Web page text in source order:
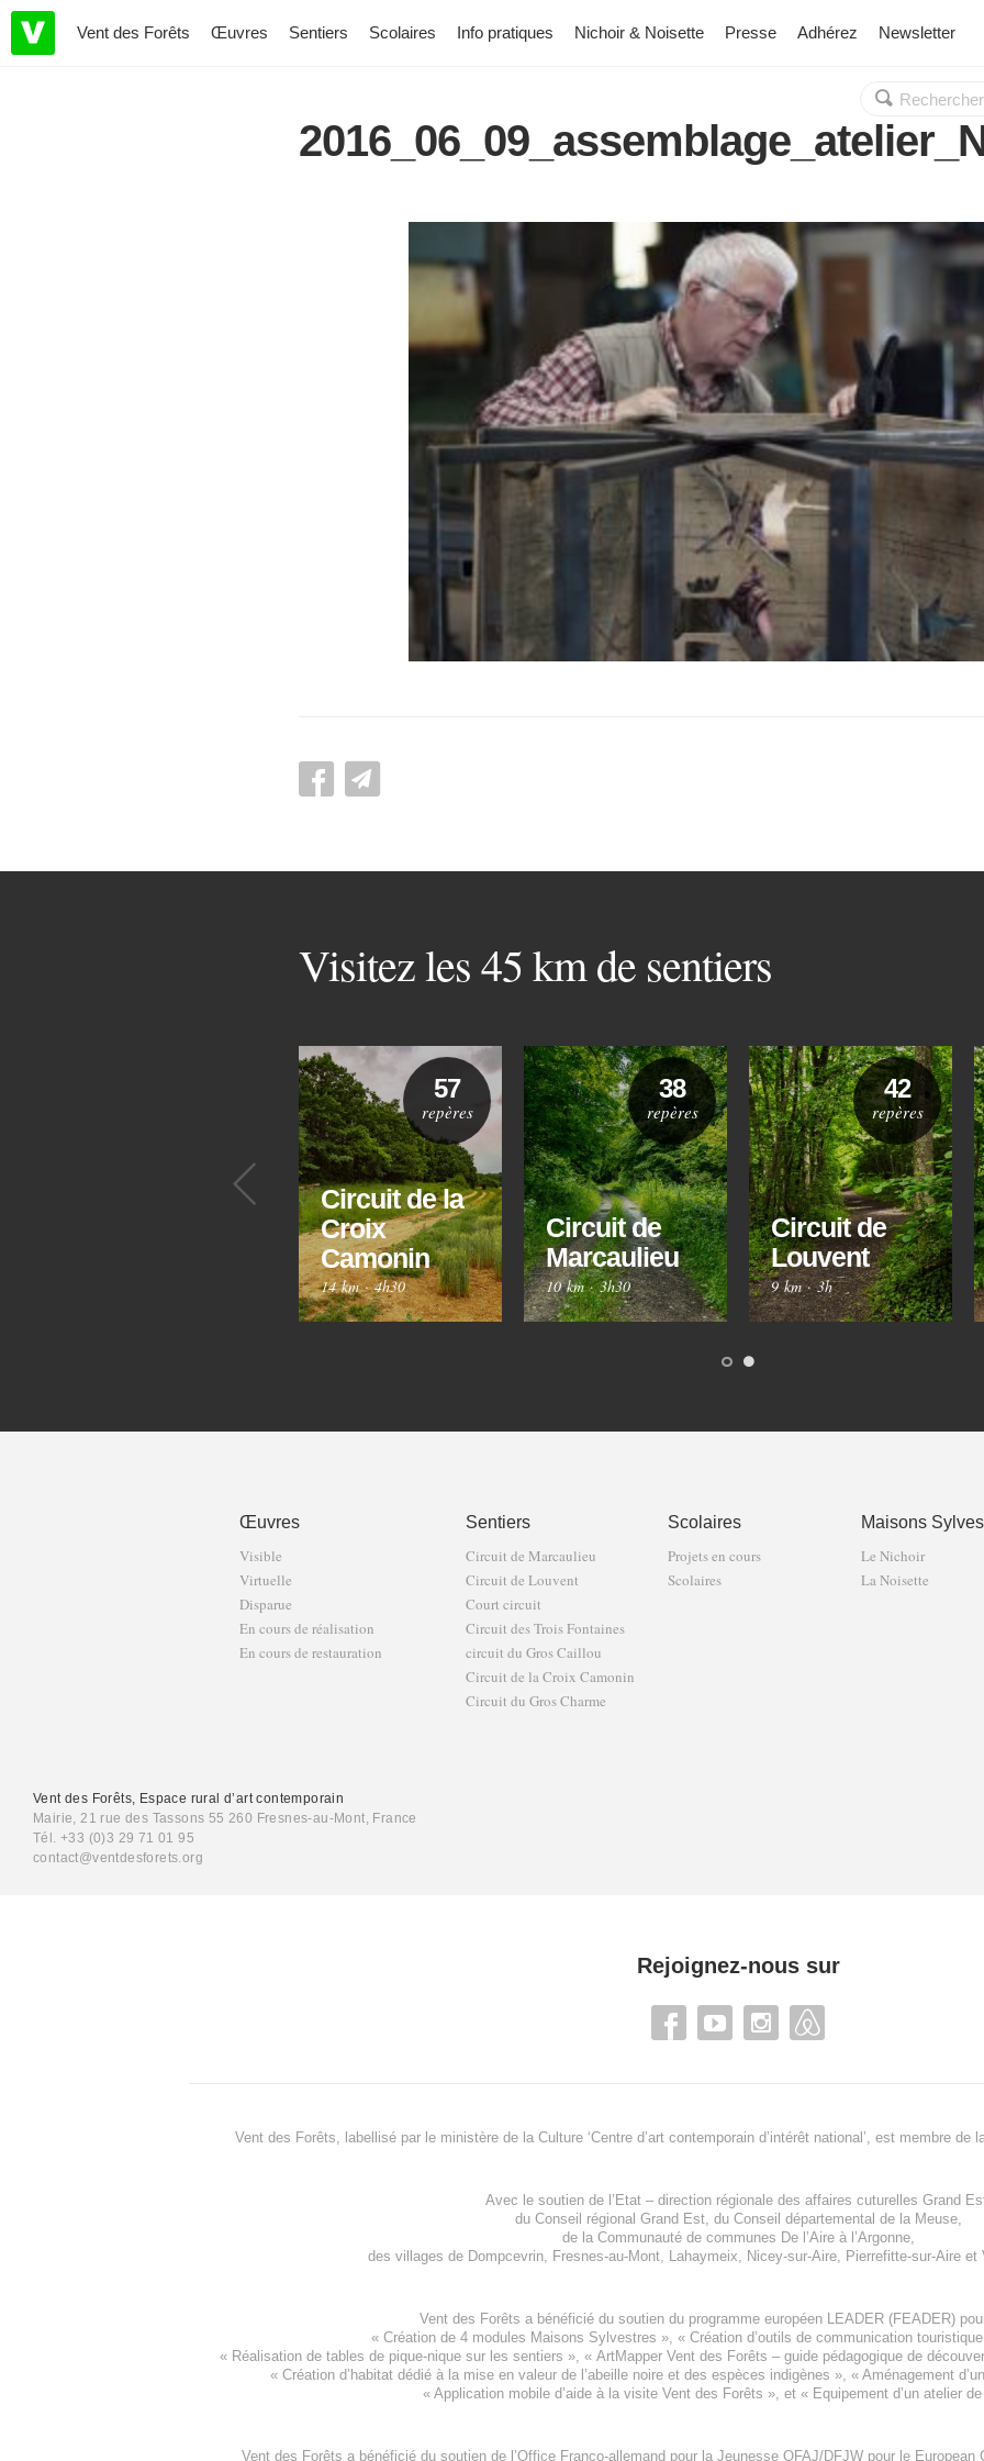
Vent des Forêts Œuvres Sentiers Scolaires Info pratiques Nichoir & Noisette Presse Adhérez Newsletter
Rechercher :
OK
Visitez les 45 km de sentiers
Précédent
Circuit de la
Croix
Camonin
14 km·4h30
57
repères
Circuit de
Marcaulieu
10 km·3h30
38
repères
Circuit de
Louvent
9 km·3h
42
repères
Œuvres
Visible
Virtuelle
Disparue
En cours de réalisation
En cours de restauration
Sentiers
Circuit de Marcaulieu
Circuit de Louvent
Court circuit
Circuit des Trois Fontaines
circuit du Gros Caillou
Circuit de la Croix Camonin
Circuit du Gros Charme
Scolaires
Projets en cours
Scolaires
Maisons
Le Nichoir
La Noisette
Vent des Forêts, Espace rural d’art contemporain
Mairie, 21 rue des Tassons 55 260 Fresnes-au-Mont, France
Tél. +33 (0)3 29 71 01 95
contact@ventdesforets.org
Rejoignez-nous sur
Vent des Forêts, labellisé par le ministère de la Culture ‘Centre d’art contemporain d’intérêt national’, est membre de
Avec le soutien de l’ Etat – direction régionale des affaires cuturelles Grand
du Conseil régional Grand Est, du Conseil départemental de la Meuse,
de la Communauté de communes De l’Aire à l’Argonne,
des villages de Dompcevrin, Fresnes-au-Mont, Lahaymeix, Nicey-sur-Aire, Pierrefitte-sur-Aireet
Vent des Forêts a bénéficié du soutien du programme européen LEADER (FEADER)
« Création de 4 modules Maisons Sylvestres », « Création d’outils de communication
« Réalisation de tables de pique-nique sur les sentiers », « ArtMapper Vent des Forêts – guide pédagogique de
« Création d’habitat dédié à la mise en valeur de l’abeille noire et des espèces indigènes », « Aménagement
« Application mobile d’aide à la visite Vent des Forêts », et « Equipement d’un atelier
Vent des Forêts a bénéficié du soutien de l’Office Franco-allemand pour la Jeunesse OFAJ/DFJW pour le European